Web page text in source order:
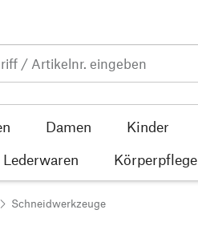
Damen Kinder
Körperpflege
Schneidwerkzeuge